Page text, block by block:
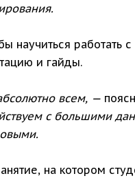
научиться
и гайды.
всем, —
с большими
на котором